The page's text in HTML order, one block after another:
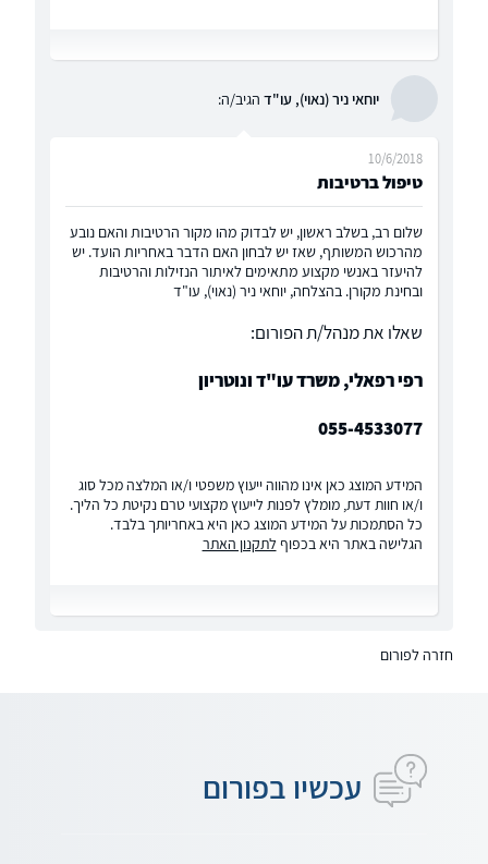
יוחאי ניר (נאוי), עו"ד הגיב/ה:
טיפול ברטיבות
10/6/2018
שלום רב, בשלב ראשון, יש לבדוק מהו מקור הרטיבות והאם נובע
מהרכוש המשותף, שאז יש לבחון האם הדבר באחריות הועד. יש
להיעזר באנשי מקצוע מתאימים לאיתור הנזילות והרטיבות
ובחינת מקורן. בהצלחה, יוחאי ניר (נאוי), עו"ד
שאלו את מנהל/ת הפורום:
רפי רפאלי, משרד עו"ד ונוטריון
055-4533077
המידע המוצג כאן אינו מהווה ייעוץ משפטי ו/או המלצה מכל סוג
ו/או חוות דעת, מומלץ לפנות לייעוץ מקצועי טרם נקיטת כל הליך.
כל הסתמכות על המידע המוצג כאן היא באחריותך בלבד.
הגלישה באתר היא בכפוף לתקנון האתר
חזרה לפורום
עכשיו בפורום